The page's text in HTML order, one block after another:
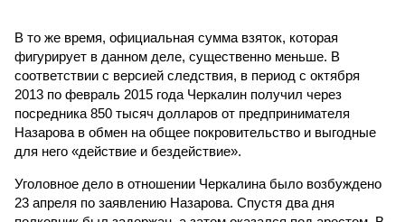
В то же время, официальная сумма взяток, которая
фигурирует в данном деле, существенно меньше. В
соответствии с версией следствия, в период с октября
2013 по февраль 2015 года Черкалин получил через
посредника 850 тысяч долларов от предпринимателя
Назарова в обмен на общее покровительство и выгодные
для него «действие и бездействие».
Уголовное дело в отношении Черкалина было возбуждено
23 апреля по заявлению Назарова. Спустя два дня